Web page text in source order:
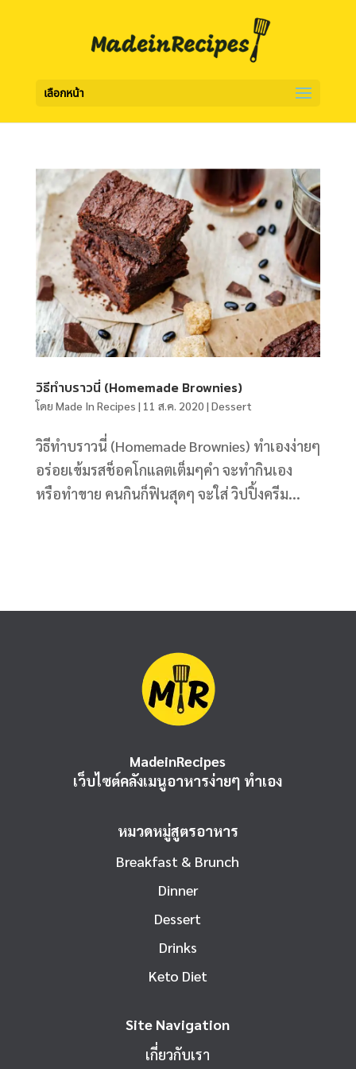
เลือกหน้า
วิธีทำบราวนี่ (Homemade Brownies)
โดย Made In Recipes | 11 ส.ค. 2020 | Dessert
วิธีทำบราวนี่ (Homemade Brownies) ทำเองง่ายๆ
อร่อยเข้มรสช็อคโกแลตเต็มๆคำ จะทำกินเอง
หรือทำขาย คนกินก็ฟินสุดๆ จะใส่ วิปปิ้งครีม...
MadeinRecipes
เว็บไซต์คลังเมนูอาหารง่ายๆ ทำเอง
หมวดหมู่สูตรอาหาร
Breakfast & Brunch
Dinner
Dessert
Drinks
Keto Diet
Site Navigation
เกี่ยวกับเรา